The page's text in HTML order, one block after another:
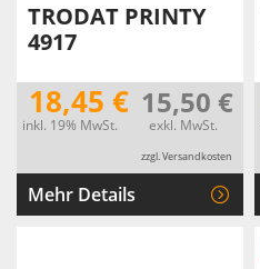
TRODAT PRINTY
4917
18,45 €
inkl. 19% MwSt.
15,50 €
exkl. MwSt.
zzgl. Versandkosten
Mehr Details